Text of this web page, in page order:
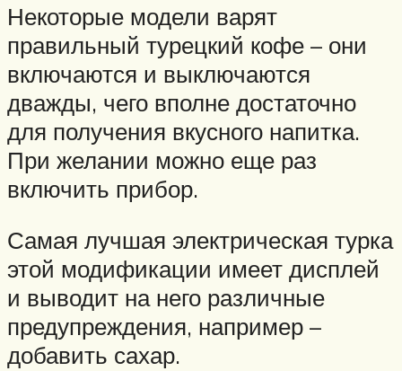
Некоторые модели варят
правильный турецкий кофе – они
включаются и выключаются
дважды, чего вполне достаточно
для получения вкусного напитка.
При желании можно еще раз
включить прибор.
Самая лучшая электрическая турка
этой модификации имеет дисплей
и выводит на него различные
предупреждения, например –
добавить сахар.